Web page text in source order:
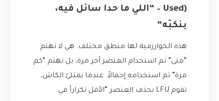
Used) – “اللي ما حدا سائل فيه،
بنكبّه”
هذه الخوارزمية لها منطق مختلف. هي لا تهتم
“متى” تم استخدام العنصر آخر مرة، بل تهتم “كم
مرة” تم استخدامه إجمالاً. عندما يمتلئ الكاش،
تقوم LFU بحذف العنصر “الأقل تكراراً في